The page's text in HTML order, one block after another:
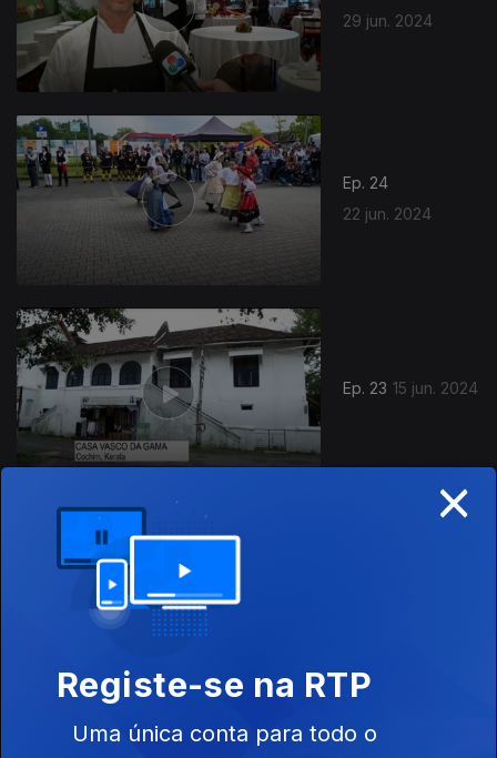
29 jun. 2024
Ep. 24
22 jun. 2024
Ep. 23 15 jun. 2024
773403 ×
Registe-se na RTP
Uma única conta para todo o